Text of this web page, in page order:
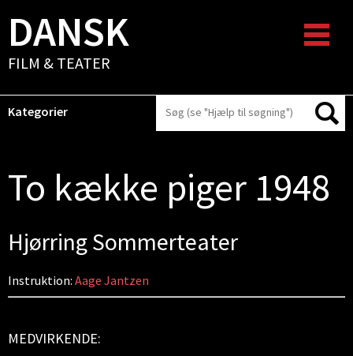
DANSK
FILM & TEATER
Kategorier
To kække piger 1948
Hjørring Sommerteater
Instruktion: Aage Jantzen
MEDVIRKENDE: